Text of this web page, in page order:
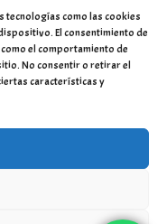
tecnologías como las cookies
El consentimiento de
el comportamiento de
No consentir o retirar el
características y